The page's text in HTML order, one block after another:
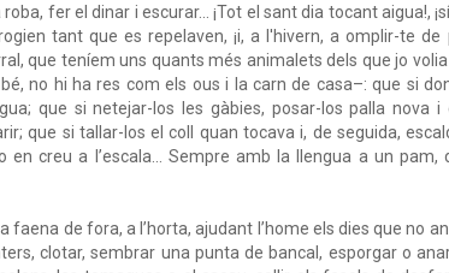
fer el dinar i escurar... ¡Tot el sant dia tocant aigua!,
tant que es repelaven, ¡i, a l'hivern, a omplir-te
que teníem uns quants més animalets dels que jo
no hi ha res com els ous i la carn de casa–: que si
que si netejar-los les gàbies, posar-los palla nova
que si tallar-los el coll quan tocava i, de seguida,
en creu a l’escala... Sempre amb la llengua a un
faena de fora, a l’horta, ajudant l’home els dies que no
clotar, sembrar una punta de bancal, esporgar o